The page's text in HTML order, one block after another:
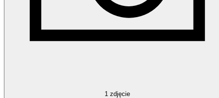
1 zdjęcie